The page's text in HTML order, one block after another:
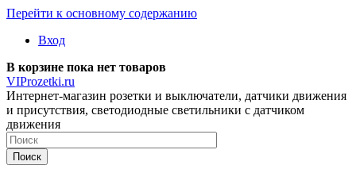
Перейти к основному содержанию
Вход
В корзине пока нет товаров
VIProzetki.ru
Интернет-магазин розетки и выключатели, датчики движения
и присутствия, светодиодные светильники с датчиком
движения